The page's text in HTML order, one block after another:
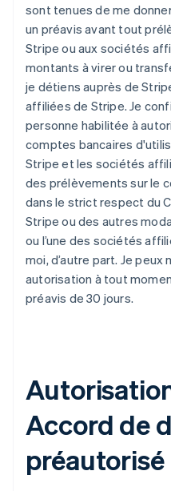
sont tenues de me
un préavis avant tout
Stripe ou aux sociétés
montants à virer ou
je détiens auprès de
affiliées de Stripe. Je
personne habilitée à
comptes bancaires
Stripe et les sociétés
des prélèvements sur le
dans le strict respect du
Stripe ou des autres
ou l’une des sociétés
moi, d’autre part. Je
autorisation à tout
préavis de 30 jours.
Accord de
préautorisé